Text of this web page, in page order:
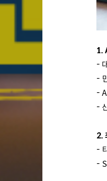
1.
-
-
-
-
2.
-
-